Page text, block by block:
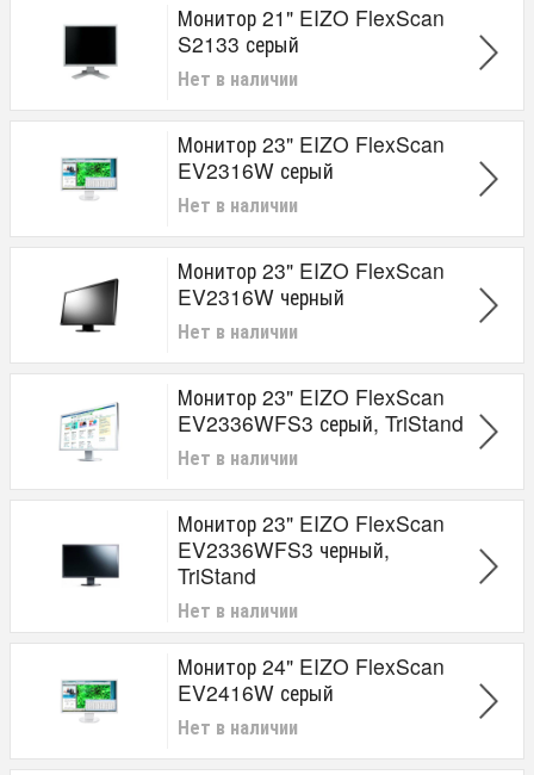
Монитор 21" EIZO FlexScan
S2133 серый
Нет в наличии
Монитор 23" EIZO FlexScan
EV2316W серый
Нет в наличии
Монитор 23" EIZO FlexScan
EV2316W черный
Нет в наличии
Монитор 23" EIZO FlexScan
EV2336WFS3 серый, TriStand
Нет в наличии
Монитор 23" EIZO FlexScan
EV2336WFS3 черный,
TriStand
Нет в наличии
Монитор 24" EIZO FlexScan
EV2416W серый
Нет в наличии